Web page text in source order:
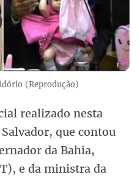
(Reprodução)
realizado nesta
que contou
da Bahia,
e da ministra da